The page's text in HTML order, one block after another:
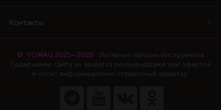
Контакты
© VOMAG 2021—2026
Интернет-магазин Инструмента
Содержание сайта не является рекомендацией или офертой
и носит информационно-справочный характер.